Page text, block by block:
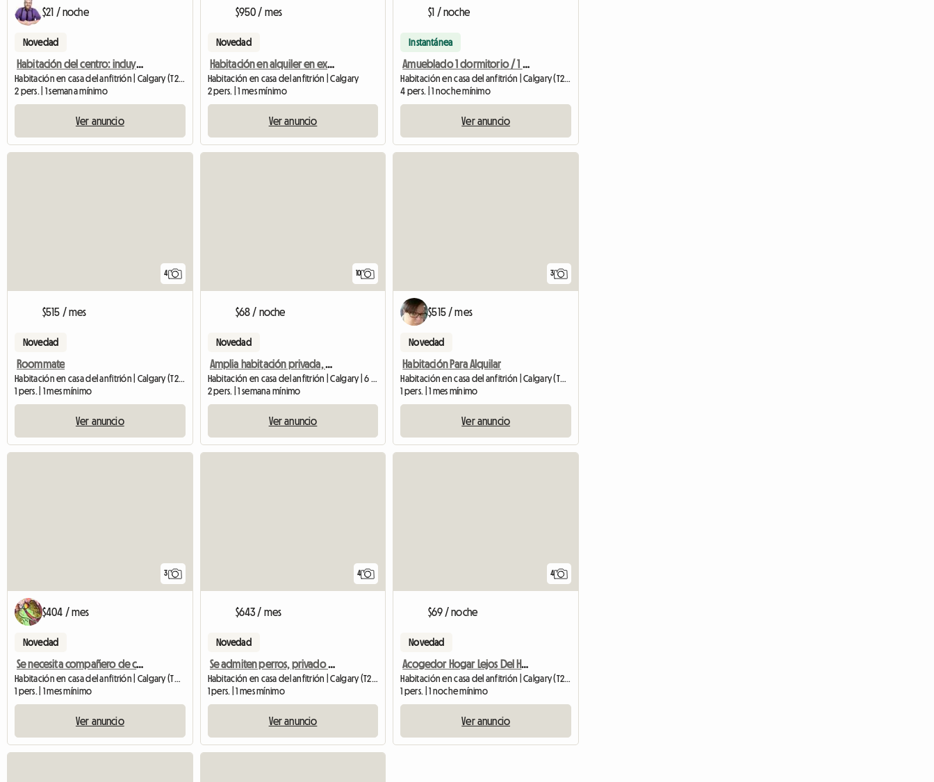
$21 / noche
Novedad
Habitación del centro: incluye todos los servicios públicos e internet
Habitación en casa del anfitrión | Calgary (T2R 0J5)
2 pers. | 1 semana mínimo
Ver anuncio
$950 / mes
Novedad
Habitación en alquiler en excelente zona suroeste
Habitación en casa del anfitrión | Calgary
2 pers. | 1 mes mínimo
Ver anuncio
$1 / noche
Instantánea
Amueblado 1 dormitorio / 1 baño
4 pers. | 1 noche mínimo
Ver anuncio
4
$515 / mes
Novedad
Roommate
Habitación en casa del anfitrión | Calgary (T2N 3K5)
1 pers. | 1 mes mínimo
Ver anuncio
10
$68 / noche
Novedad
Amplia habitación privada, baño grande, a minutos del centro.
Habitación en casa del anfitrión | Calgary | 6 M2
2 pers. | 1 semana mínimo
Ver anuncio
3
$515 / mes
Novedad
Habitación Para Alquilar
Habitación en casa del anfitrión | Calgary (T3E 3H3)
1 pers. | 1 mes mínimo
Ver anuncio
3
$404 / mes
Novedad
Se necesita compañero de cuarto - Amable con todos
Habitación en casa del anfitrión | Calgary (T3B 2M1)
1 pers. | 1 mes mínimo
Ver anuncio
4
$643 / mes
Novedad
Se admiten perros, privado y luminoso en el centro de la ciudad
Habitación en casa del anfitrión | Calgary (T2E 5A3)
1 pers. | 1 mes mínimo
Ver anuncio
4
$69 / noche
Novedad
Acogedor Hogar Lejos Del Hogar
Habitación en casa del anfitrión | Calgary (T2T 5A9)
1 pers. | 1 noche mínimo
Ver anuncio